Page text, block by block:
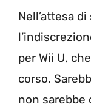
Nell’attesa
per Wii U,
corso.
non sarebbe